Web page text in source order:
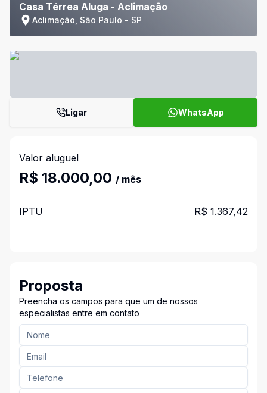
Casa Térrea Aluga - Aclimação
Aclimação, São Paulo - SP
Ligar WhatsApp
Valor aluguel
R$ 18.000,00 / mês
IPTU R$ 1.367,42
Proposta
Preencha os campos para que um de nossos
especialistas entre em contato